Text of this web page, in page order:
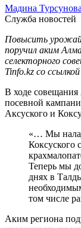
Мадина
Служба новостей
Повысить
поручил аким
селекторного
Tinfo.kz со
В ходе
посевной
Аксуского и
«… Мы
Коксуского
Теперь мы
днях в
том числе
Аким региона